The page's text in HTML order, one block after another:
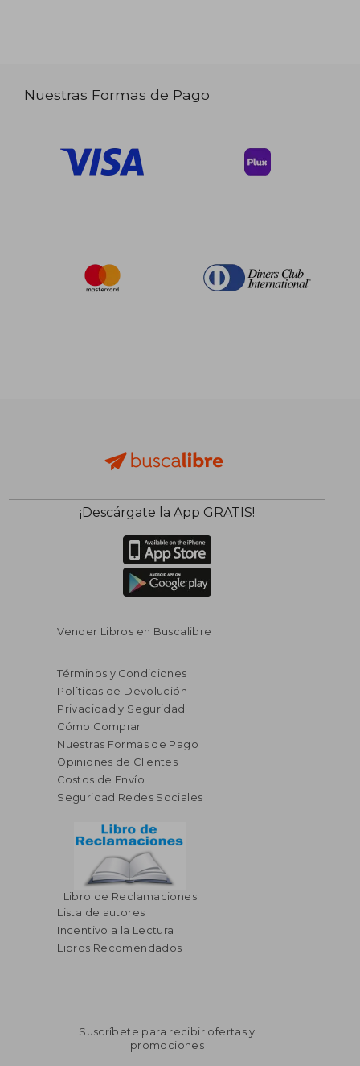
Nuestras Formas de Pago
¡Descárgate la App GRATIS!
Vender Libros en Buscalibre
Términos y Condiciones
Políticas de Devolución
Privacidad y Seguridad
Cómo Comprar
Nuestras Formas de Pago
Opiniones de Clientes
Costos de Envío
Seguridad Redes Sociales
Libro de Reclamaciones
Lista de autores
Incentivo a la Lectura
Libros Recomendados
Suscríbete para recibir ofertas y
promociones